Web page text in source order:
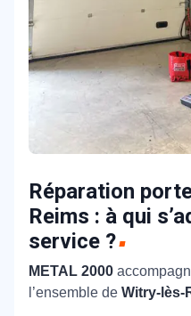
Réparation
Reims : à qui
service ?
METAL 2000
l’ensemble de Witry-lès-